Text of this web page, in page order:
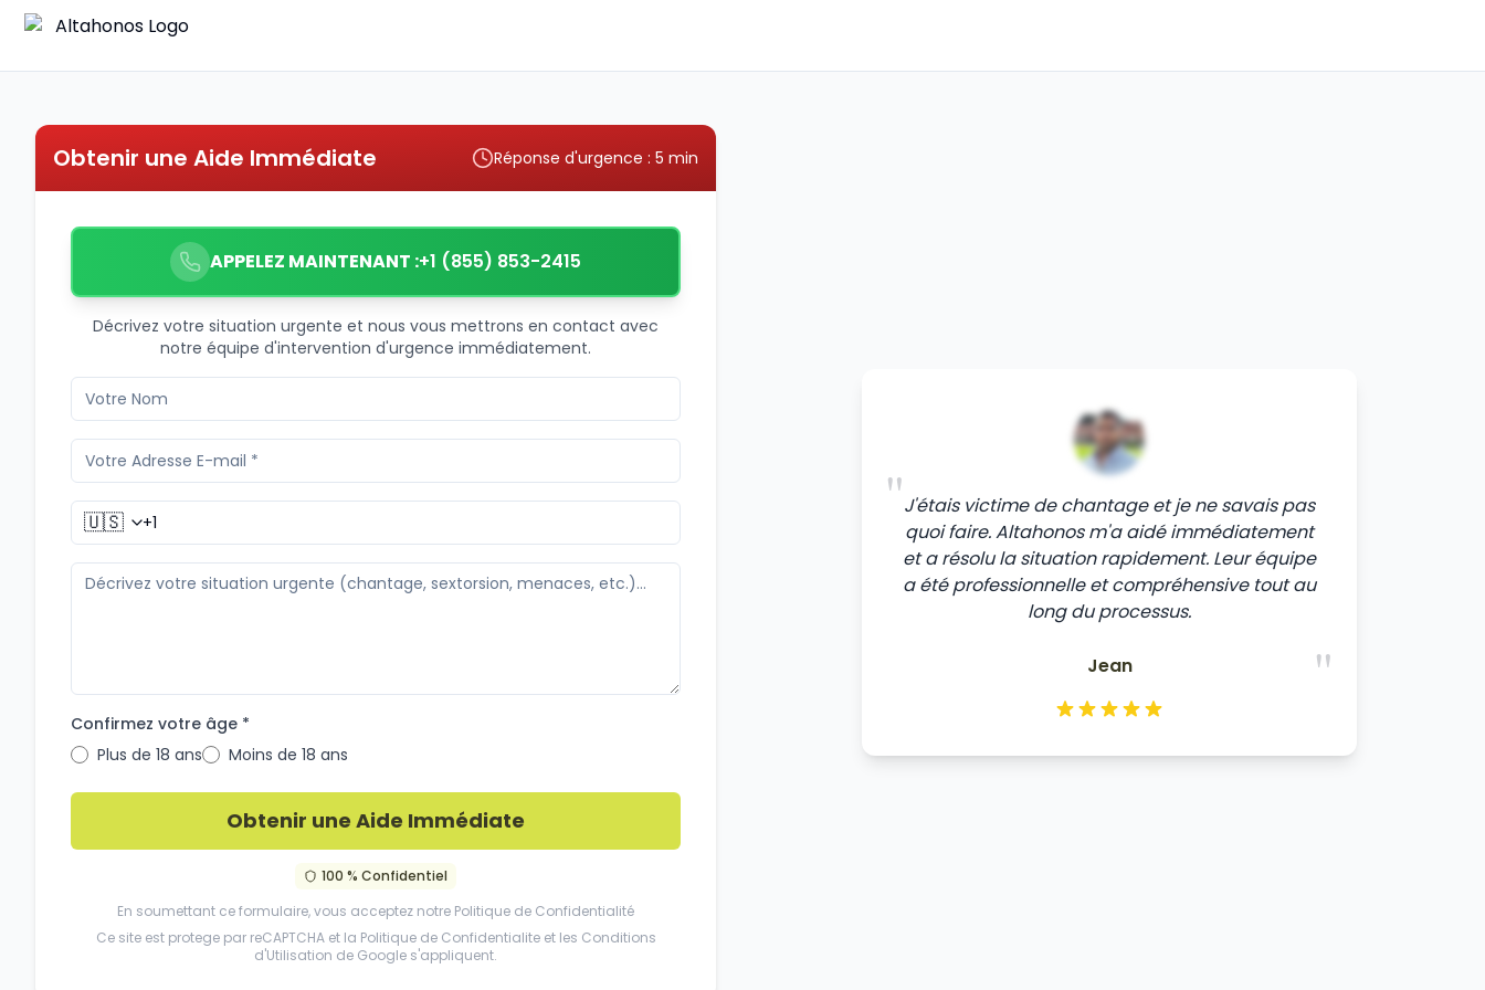
Obtenir une Aide Immédiate Réponse d'urgence : 5 min
APPELEZ MAINTENANT :+1 (855) 853-2415
Décrivez votre situation urgente et nous vous mettrons en contact avec
notre équipe d'intervention d'urgence immédiatement.
🇺🇸
Confirmez votre âge *
Plus de 18 ans
Moins de 18 ans
Obtenir une Aide Immédiate
100 % Confidentiel
En soumettant ce formulaire, vous acceptez notre Politique de Confidentialité
Ce site est protege par reCAPTCHA et la Politique de Confidentialite et les Conditions
d'Utilisation de Google s'appliquent.
"J'étais victime de chantage et je ne savais pas
quoi faire. Altahonos m'a aidé immédiatement
et a résolu la situation rapidement. Leur équipe
a été professionnelle et compréhensive tout au
long du processus.
"
Jean